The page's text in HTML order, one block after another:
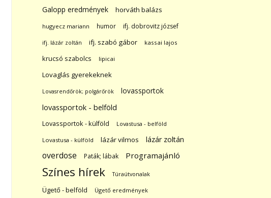
Galopp eredmények horváth balázs
hugyecz mariann humor ifj. dobrovitz józsef
ifj. lázár zoltán ifj. szabó gábor kassai lajos
krucsó szabolcs lipicai
Lovaglás gyerekeknek
Lovasrendőrök; polgárőrök
lovassportok
lovassportok - belföld
Lovassportok - külföld Lovastusa - belföld
Lovastusa - külföld lázár vilmos lázár zoltán
overdose Paták; lábak Programajánló
Színes hírek Túraútvonalak
Ügető - belföld Ügető eredmények